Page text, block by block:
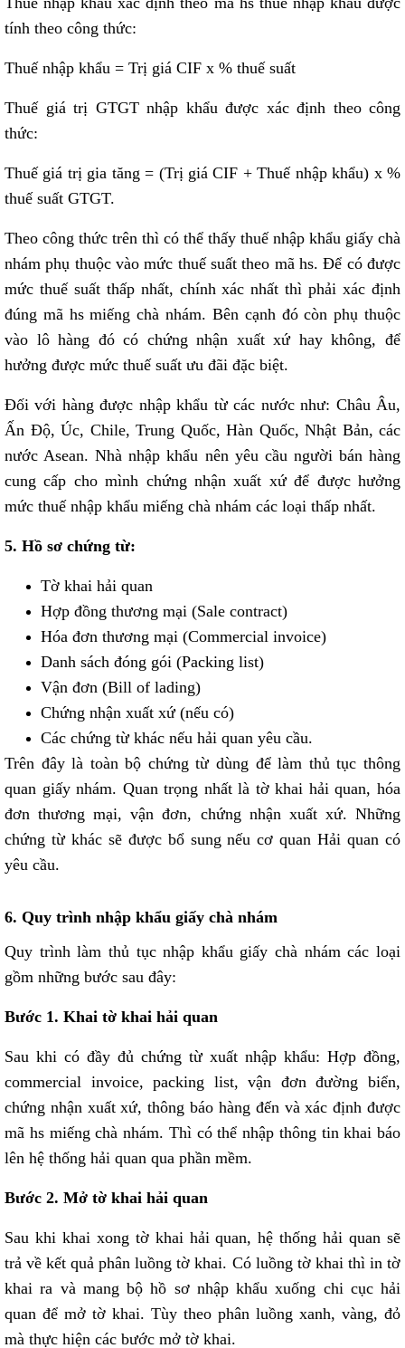
tính theo công thức:
Thuế nhập khẩu = Trị giá CIF x % thuế suất
Thuế giá trị GTGT nhập khẩu được xác định theo công
thức:
Thuế giá trị gia tăng = (Trị giá CIF + Thuế nhập khẩu) x %
thuế suất GTGT.
Theo công thức trên thì có thể thấy thuế nhập khẩu giấy chà
nhám phụ thuộc vào mức thuế suất theo mã hs. Để có được
mức thuế suất thấp nhất, chính xác nhất thì phải xác định
đúng mã hs miếng chà nhám. Bên cạnh đó còn phụ thuộc
vào lô hàng đó có chứng nhận xuất xứ hay không, để
hưởng được mức thuế suất ưu đãi đặc biệt.
Đối với hàng được nhập khẩu từ các nước như: Châu Âu,
Ấn Độ, Úc, Chile, Trung Quốc, Hàn Quốc, Nhật Bản, các
nước Asean. Nhà nhập khẩu nên yêu cầu người bán hàng
cung cấp cho mình chứng nhận xuất xứ để được hưởng
mức thuế nhập khẩu miếng chà nhám các loại thấp nhất.
5. Hồ sơ chứng từ:
Tờ khai hải quan
Hợp đồng thương mại (Sale contract)
Hóa đơn thương mại (Commercial invoice)
Danh sách đóng gói (Packing list)
Vận đơn (Bill of lading)
Chứng nhận xuất xứ (nếu có)
Các chứng từ khác nếu hải quan yêu cầu.
Trên đây là toàn bộ chứng từ dùng để làm thủ tục thông
quan giấy nhám. Quan trọng nhất là tờ khai hải quan, hóa
đơn thương mại, vận đơn, chứng nhận xuất xứ. Những
chứng từ khác sẽ được bổ sung nếu cơ quan Hải quan có
yêu cầu.
6. Quy trình nhập khẩu giấy chà nhám
Quy trình làm thủ tục nhập khẩu giấy chà nhám các loại
gồm những bước sau đây:
Bước 1. Khai tờ khai hải quan
Sau khi có đầy đủ chứng từ xuất nhập khẩu: Hợp đồng,
commercial invoice, packing list, vận đơn đường biển,
chứng nhận xuất xứ, thông báo hàng đến và xác định được
mã hs miếng chà nhám. Thì có thể nhập thông tin khai báo
lên hệ thống hải quan qua phần mềm.
Bước 2. Mở tờ khai hải quan
Sau khi khai xong tờ khai hải quan, hệ thống hải quan sẽ
trả về kết quả phân luồng tờ khai. Có luồng tờ khai thì in tờ
khai ra và mang bộ hồ sơ nhập khẩu xuống chi cục hải
quan để mở tờ khai. Tùy theo phân luồng xanh, vàng, đỏ
mà thực hiện các bước mở tờ khai.